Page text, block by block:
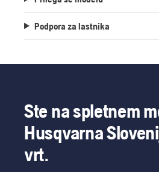
Podpora za lastnika
Ste na spletnem
Husqvarna
vrt.